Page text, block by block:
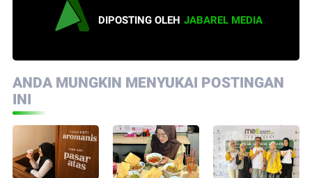
DIPOSTING OLEH JABAREL MEDIA
ANDA MUNGKIN MENYUKAI POSTINGAN
INI